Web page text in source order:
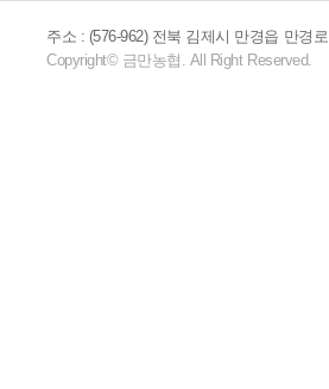
주소 : (576-962) 전북 김제시 만경읍 만경
Copyright© 금만농협. All Right Reserved.